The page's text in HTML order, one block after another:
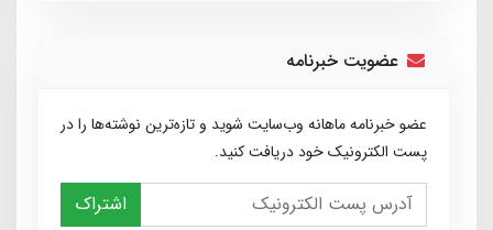
عضویت خبرنامه
عضو خبرنامه ماهانه وب‌سایت شوید و تازه‌ترین نوشته‌ها را در
پست الکترونیک خود دریافت کنید.
اشتراک